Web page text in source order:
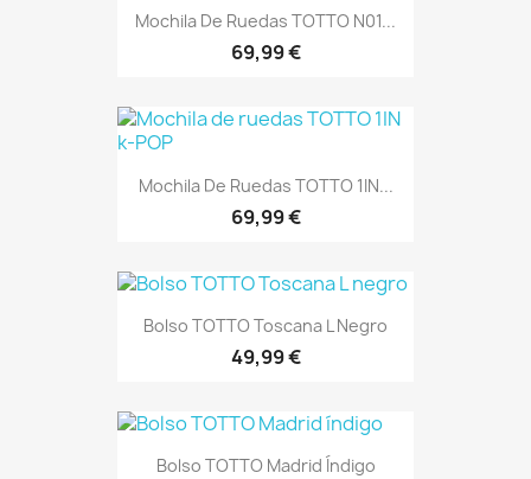
Mochila De Ruedas TOTTO N01...
69,99 €
Mochila De Ruedas TOTTO 1IN...
69,99 €
Bolso TOTTO Toscana L Negro
49,99 €
Bolso TOTTO Madrid Índigo